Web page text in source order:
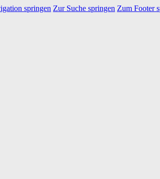
springen Zur Suche springen Zum Footer